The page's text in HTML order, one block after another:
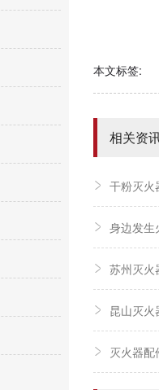
本文标签:
相关资
干粉灭火
身边发生
苏州灭火
昆山灭火
灭火器